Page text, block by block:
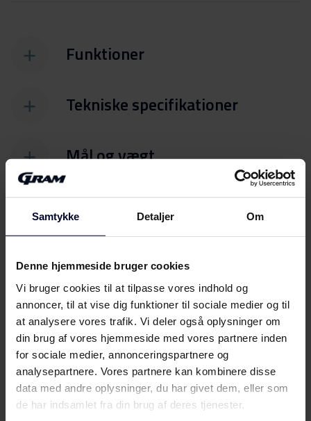
Samtykke Detaljer Om
Denne hjemmeside bruger cookies
Vi bruger cookies til at tilpasse vores indhold og
annoncer, til at vise dig funktioner til sociale medier og til
at analysere vores trafik. Vi deler også oplysninger om
din brug af vores hjemmeside med vores partnere inden
for sociale medier, annonceringspartnere og
analysepartnere. Vores partnere kan kombinere disse
data med andre oplysninger, du har givet dem, eller som
de har indsamlet fra din brug af deres tjenester.
Funktioner
Tekniske specifikationer
Mål og vægt
FilerDownload
Energimærkning
Energilabel Download
Brugervejledning